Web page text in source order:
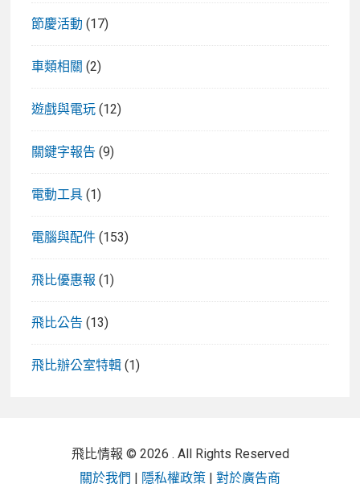
節慶活動 (17)
車類相關 (2)
遊戲與電玩 (12)
關鍵字報告 (9)
電動工具 (1)
電腦與配件 (153)
飛比優惠報 (1)
飛比公告 (13)
飛比辦公室特輯 (1)
飛比情報 © 2026 . All Rights Reserved
關於我們 | 隱私權政策 | 對於廣告商